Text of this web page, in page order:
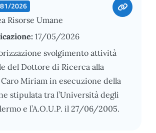
2026
Risorse Umane
17/05/2026
svolgimento attività
del Dottore di Ricerca alla
Miriam in esecuzione della
stipulata tra l’Università degli
e l’A.O.U.P. il 27/06/2005.